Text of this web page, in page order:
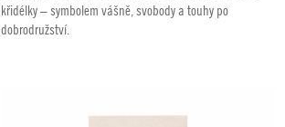
křidélky – symbolem vášně, svobody a touhy po
dobrodružství.